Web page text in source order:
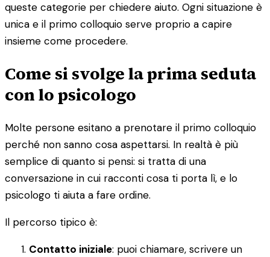
queste categorie per chiedere aiuto. Ogni situazione è
unica e il primo colloquio serve proprio a capire
insieme come procedere.
Come si svolge la prima seduta
con lo psicologo
Molte persone esitano a prenotare il primo colloquio
perché non sanno cosa aspettarsi. In realtà è più
semplice di quanto si pensi: si tratta di una
conversazione in cui racconti cosa ti porta lì, e lo
psicologo ti aiuta a fare ordine.
Il percorso tipico è:
Contatto iniziale: puoi chiamare, scrivere un